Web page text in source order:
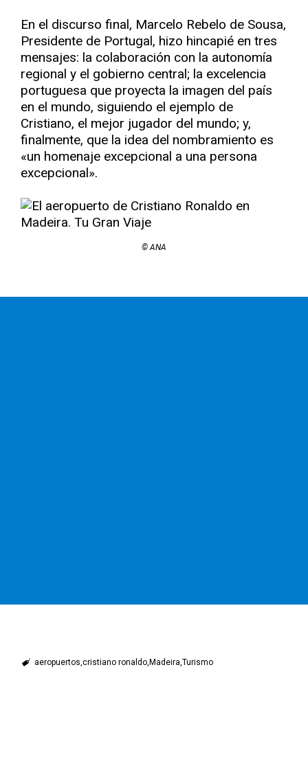
En el discurso final, Marcelo Rebelo de Sousa,
Presidente de Portugal, hizo hincapié en tres
mensajes: la colaboración con la autonomía
regional y el gobierno central; la excelencia
portuguesa que proyecta la imagen del país
en el mundo, siguiendo el ejemplo de
Cristiano, el mejor jugador del mundo; y,
finalmente, que la idea del nombramiento es
«un homenaje excepcional a una persona
excepcional».
© ANA
aeropuertos cristiano ronaldo Madeira Turismo